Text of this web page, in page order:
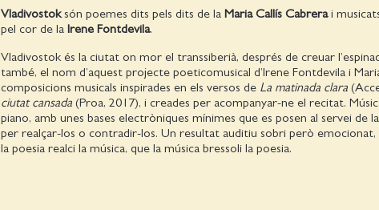
Vladivostoksón poemes dits pels dits de la Maria Callís Cabrerai
pel cor de la Irene Fontdevila.
Vladivostok és la ciutat on mor el transsiberià, després de creuar
també, el nom d’aquest projecte poeticomusical d’Irene Fontdevila i
composicions musicals inspirades en els versos de La matinada clara
ciutat cansada(Proa, 2017), i creades per acompanyar-ne el recitat.
piano, amb unes bases electròniques mínimes que es posen al servei de
per realçar-los o contradir-los. Un resultat auditiu sobri però
la poesia realci la música, que la música bressoli la poesia.